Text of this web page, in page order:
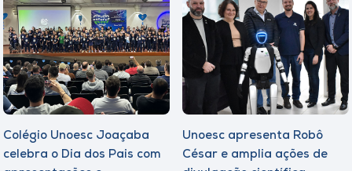
Colégio Unoesc Joaçaba
celebra o Dia dos Pais com
Unoesc apresenta Robô
César e amplia ações de